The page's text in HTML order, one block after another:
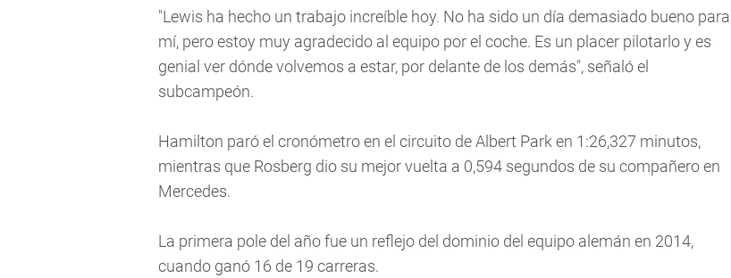
"Lewis ha hecho un trabajo increíble hoy. No ha sido un día demasiado bueno para
mí, pero estoy muy agradecido al equipo por el coche. Es un placer pilotarlo y es
genial ver dónde volvemos a estar, por delante de los demás", señaló el
subcampeón.
Hamilton paró el cronómetro en el circuito de Albert Park en 1:26,327 minutos,
mientras que Rosberg dio su mejor vuelta a 0,594 segundos de su compañero en
Mercedes.
La primera pole del año fue un reflejo del dominio del equipo alemán en 2014,
cuando ganó 16 de 19 carreras.